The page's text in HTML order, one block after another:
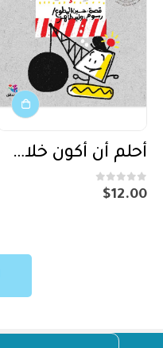
أحلم أن أكون خلاط إسمنت
0
out of 5
$12.00